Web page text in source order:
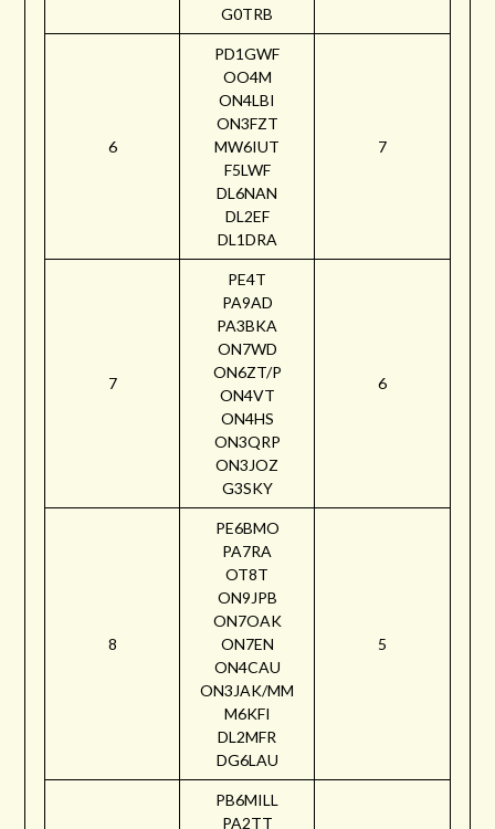
G0TRB
6
PD1GWF
OO4M
ON4LBI
ON3FZT
MW6IUT
F5LWF
DL6NAN
DL2EF
DL1DRA
7
7
PE4T
PA9AD
PA3BKA
ON7WD
ON6ZT/P
ON4VT
ON4HS
ON3QRP
ON3JOZ
G3SKY
6
8
PE6BMO
PA7RA
OT8T
ON9JPB
ON7OAK
ON7EN
ON4CAU
ON3JAK/MM
M6KFI
DL2MFR
DG6LAU
5
PB6MILL
PA2TT